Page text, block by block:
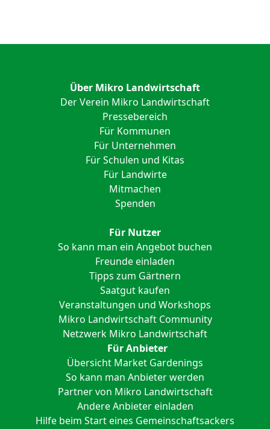
Über Mikro Landwirtschaft
Der Verein Mikro Landwirtschaft
Pressebereich
Für Kommunen
Für Unternehmen
Für Schulen und Kitas
Für Landwirte
Mitmachen
Spenden
Für Nutzer
So kann man ein Angebot buchen
Freunde einladen
Tipps zum Gärtnern
Saatgut kaufen
Veranstaltungen und Workshops
Mikro Landwirtschaft Community
Netzwerk Mikro Landwirtschaft
Für Anbieter
Übersicht Market Gardenings
So kann man Anbieter werden
Partner von Mikro Landwirtschaft
Andere Anbieter einladen
Hilfe beim Start eines Gemeinschaftsackers